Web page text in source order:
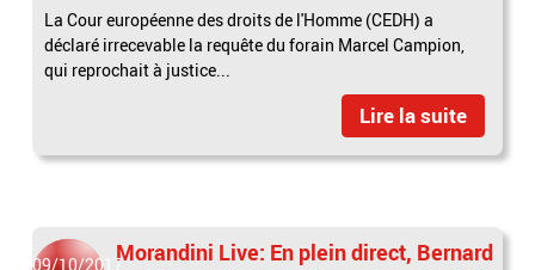
La Cour européenne des droits de l'Homme (CEDH) a
déclaré irrecevable la requête du forain Marcel Campion,
qui reprochait à justice...
Lire la suite
09/10/2017Morandini Live: En plein direct, Bernard